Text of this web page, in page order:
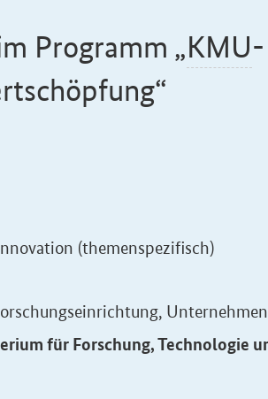
Programm „KMU-
(themenspezifisch)
Unternehmen
für Forschung, Technologie